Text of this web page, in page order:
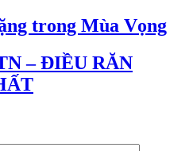
trong Mùa Vọng
– ĐIỀU RĂN